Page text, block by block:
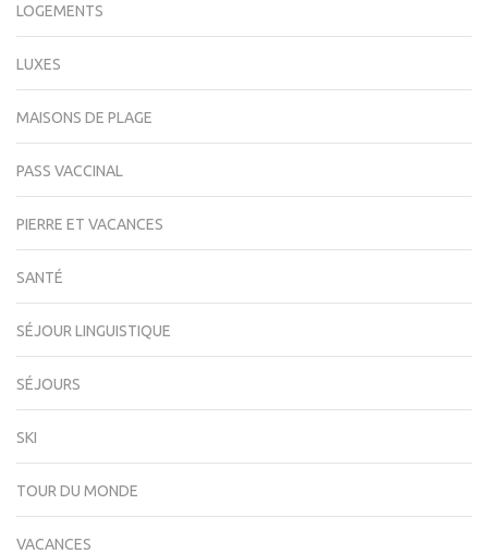
LOGEMENTS
LUXES
MAISONS DE PLAGE
PASS VACCINAL
PIERRE ET VACANCES
SANTÉ
SÉJOUR LINGUISTIQUE
SÉJOURS
SKI
TOUR DU MONDE
VACANCES